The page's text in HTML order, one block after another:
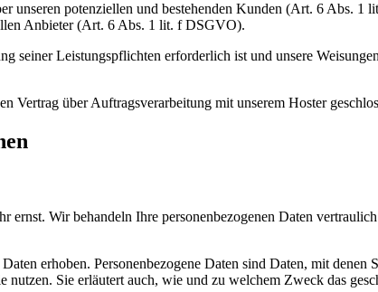
unseren potenziellen und bestehenden Kunden (Art. 6 Abs. 1
Anbieter (Art. 6 Abs. 1 lit. f DSGVO).
seiner Leistungspflichten erforderlich ist und unsere
Vertrag über Auftragsverarbeitung mit unserem Hoster
ernst. Wir behandeln Ihre personenbezogenen Daten
erhoben. Personenbezogene Daten sind Daten, mit
Sie erläutert auch, wie und zu welchem Zweck das